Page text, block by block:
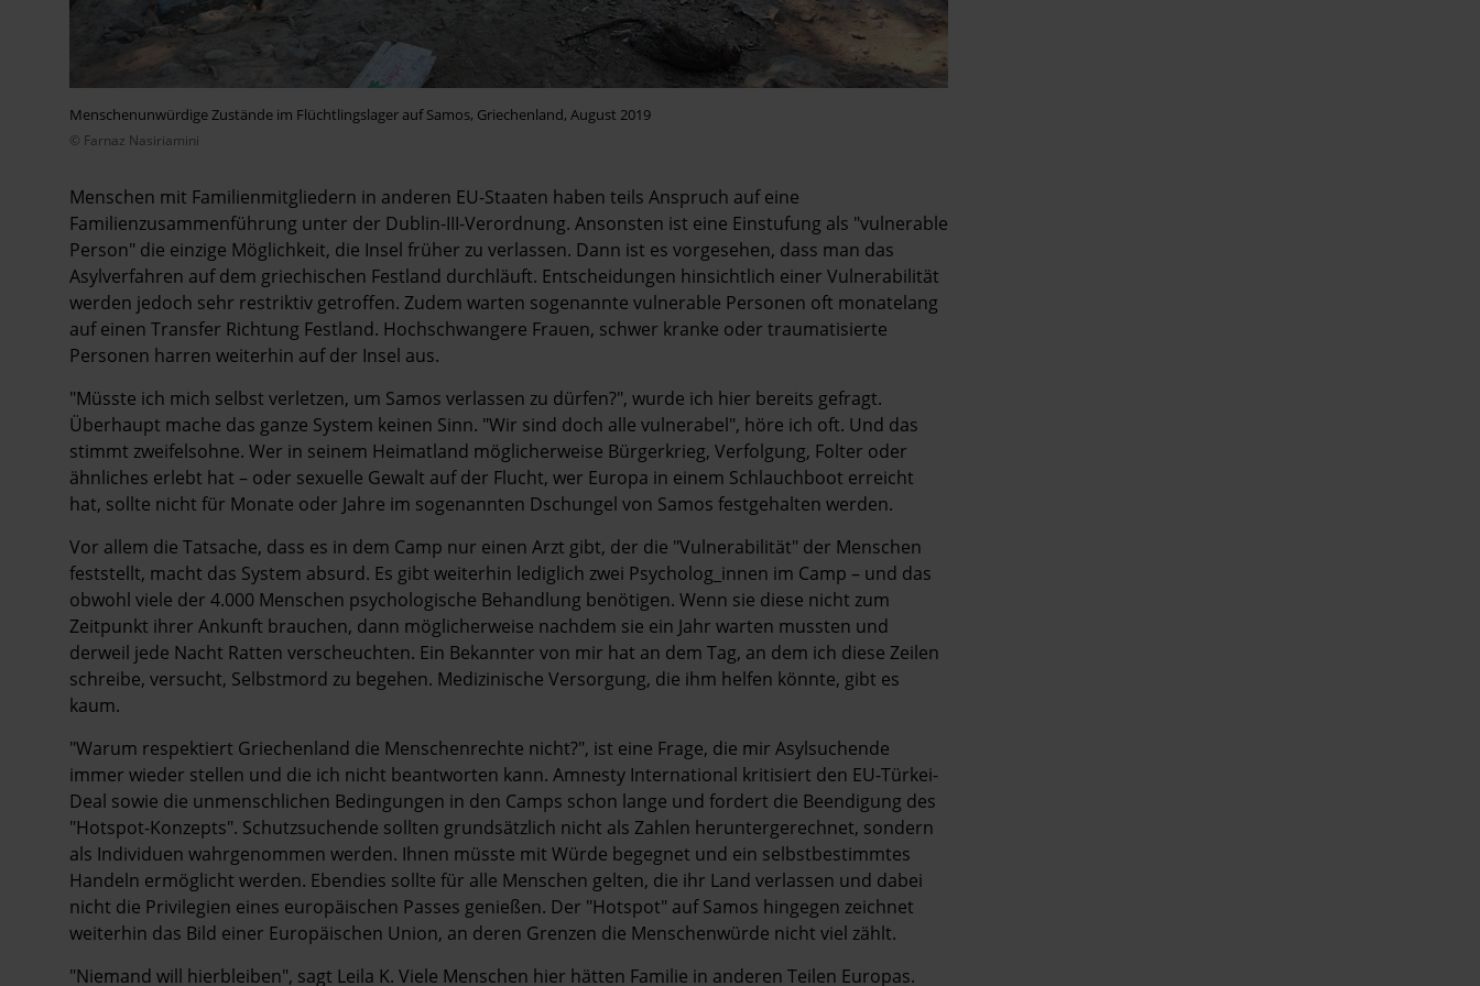
Menschenunwürdige Zustände im Flüchtlingslager auf Samos, Griechenland, August 2019
© Farnaz Nasiriamini
Menschen mit Familienmitgliedern in anderen EU-Staaten haben teils Anspruch auf eine
Familienzusammenführung unter der Dublin-III-Verordnung. Ansonsten ist eine Einstufung als "vulnerable
Person" die einzige Möglichkeit, die Insel früher zu verlassen. Dann ist es vorgesehen, dass man das
Asylverfahren auf dem griechischen Festland durchläuft. Entscheidungen hinsichtlich einer Vulnerabilität
werden jedoch sehr restriktiv getroffen. Zudem warten sogenannte vulnerable Personen oft monatelang
auf einen Transfer Richtung Festland. Hochschwangere Frauen, schwer kranke oder traumatisierte
Personen harren weiterhin auf der Insel aus.
"Müsste ich mich selbst verletzen, um Samos verlassen zu dürfen?", wurde ich hier bereits gefragt.
Überhaupt mache das ganze System keinen Sinn. "Wir sind doch alle vulnerabel", höre ich oft. Und das
stimmt zweifelsohne. Wer in seinem Heimatland möglicherweise Bürgerkrieg, Verfolgung, Folter oder
ähnliches erlebt hat – oder sexuelle Gewalt auf der Flucht, wer Europa in einem Schlauchboot erreicht
hat, sollte nicht für Monate oder Jahre im sogenannten Dschungel von Samos festgehalten werden.
Vor allem die Tatsache, dass es in dem Camp nur einen Arzt gibt, der die "Vulnerabilität" der Menschen
feststellt, macht das System absurd. Es gibt weiterhin lediglich zwei Psycholog_innen im Camp – und das
obwohl viele der 4.000 Menschen psychologische Behandlung benötigen. Wenn sie diese nicht zum
Zeitpunkt ihrer Ankunft brauchen, dann möglicherweise nachdem sie ein Jahr warten mussten und
derweil jede Nacht Ratten verscheuchten. Ein Bekannter von mir hat an dem Tag, an dem ich diese Zeilen
schreibe, versucht, Selbstmord zu begehen. Medizinische Versorgung, die ihm helfen könnte, gibt es
kaum.
"Warum respektiert Griechenland die Menschenrechte nicht?", ist eine Frage, die mir Asylsuchende
immer wieder stellen und die ich nicht beantworten kann. Amnesty International kritisiert den EU-Türkei-
Deal sowie die unmenschlichen Bedingungen in den Camps schon lange und fordert die Beendigung des
"Hotspot-Konzepts". Schutzsuchende sollten grundsätzlich nicht als Zahlen heruntergerechnet, sondern
als Individuen wahrgenommen werden. Ihnen müsste mit Würde begegnet und ein selbstbestimmtes
Handeln ermöglicht werden. Ebendies sollte für alle Menschen gelten, die ihr Land verlassen und dabei
nicht die Privilegien eines europäischen Passes genießen. Der "Hotspot" auf Samos hingegen zeichnet
weiterhin das Bild einer Europäischen Union, an deren Grenzen die Menschenwürde nicht viel zählt.
"Niemand will hierbleiben", sagt Leila K. Viele Menschen hier hätten Familie in anderen Teilen Europas.